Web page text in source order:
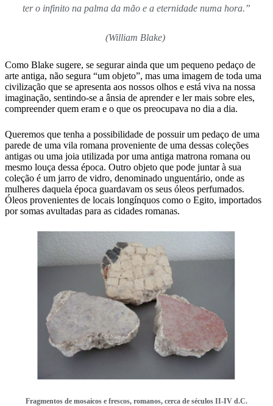
ter o infinito na palma da mão e a eternidade numa hora.”
(William Blake)
Como Blake sugere, se segurar ainda que um pequeno pedaço de
arte antiga, não segura “um objeto”, mas uma imagem de toda uma
civilização que se apresenta aos nossos olhos e está viva na nossa
imaginação, sentindo-se a ânsia de aprender e ler mais sobre eles,
compreender quem eram e o que os preocupava no dia a dia.
Queremos que tenha a possibilidade de possuir um pedaço de uma
parede de uma vila romana proveniente de uma dessas coleções
antigas ou uma joia utilizada por uma antiga matrona romana ou
mesmo louça dessa época. Outro objeto que pode juntar à sua
coleção é um jarro de vidro, denominado unguentário, onde as
mulheres daquela época guardavam os seus óleos perfumados.
Óleos provenientes de locais longínquos como o Egito, importados
por somas avultadas para as cidades romanas.
Fragmentos de mosaicos e frescos, romanos, cerca de séculos II-IV d.C.